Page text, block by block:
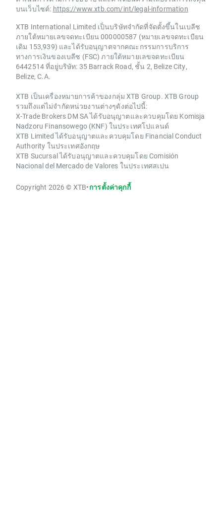
บนเว็บไซต์: https://www.xtb.com/int/legal-information
XTB International Limited เป็นบริษัทจำกัดที่จัดตั้งขึ้นในเบลีซ
ภายใต้หมายเลขจดทะเบียน 000000587 (หมายเลขจดทะเบียน
เดิม 153,939) และได้รับอนุญาตจากคณะกรรมการบริการ
ทางการเงินของเบลีซ (FSC) ภายใต้หมายเลขจดทะเบียน
6442514 ที่อยู่บริษัท: 35 Barrack Road, ชั้น 2, Belize City,
Belize, C.A.
XTB เป็นเครื่องหมายการค้าของกลุ่ม XTB Group. XTB Group
รวมถึงแต่ไม่จำกัดหน่วยงานต่างๆดังต่อไปนี้:
X-Trade Brokers DM SA ได้รับอนุญาตและควบคุมโดย Komisja
Nadzoru Finansowego (KNF) ในประเทศโปแลนด์
XTB Limited ได้รับอนุญาตและควบคุมโดย Financial Conduct
Authority ในประเทศอังกฤษ
XTB Sucursal ได้รับอนุญาตและควบคุมโดย Comisión
Nacional del Mercado de Valores ในประเทศสเปน
Copyright 2026 © XTB•การตั้งค่าคุกกี้